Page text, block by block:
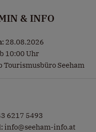
& INFO
28.08.2026
10:00 Uhr
Tourismusbüro Seeham
6217 5493
info@seeham-info.at